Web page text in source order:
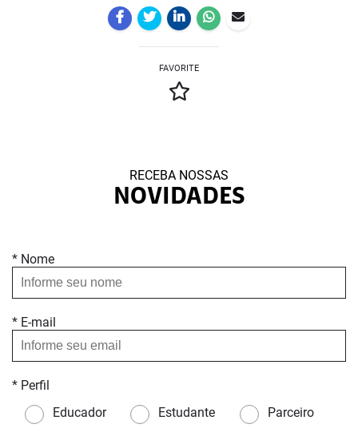
FAVORITE
RECEBA NOSSAS
NOVIDADES
* Nome
* E-mail
* Perfil
Educador
Estudante Parceiro